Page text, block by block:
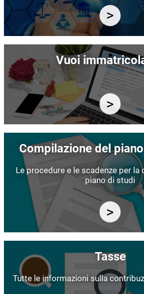
Vuoi
Compilazione del
Le procedure e le scadenze per la
piano di studi
Tasse
Tutte le informazioni sulla